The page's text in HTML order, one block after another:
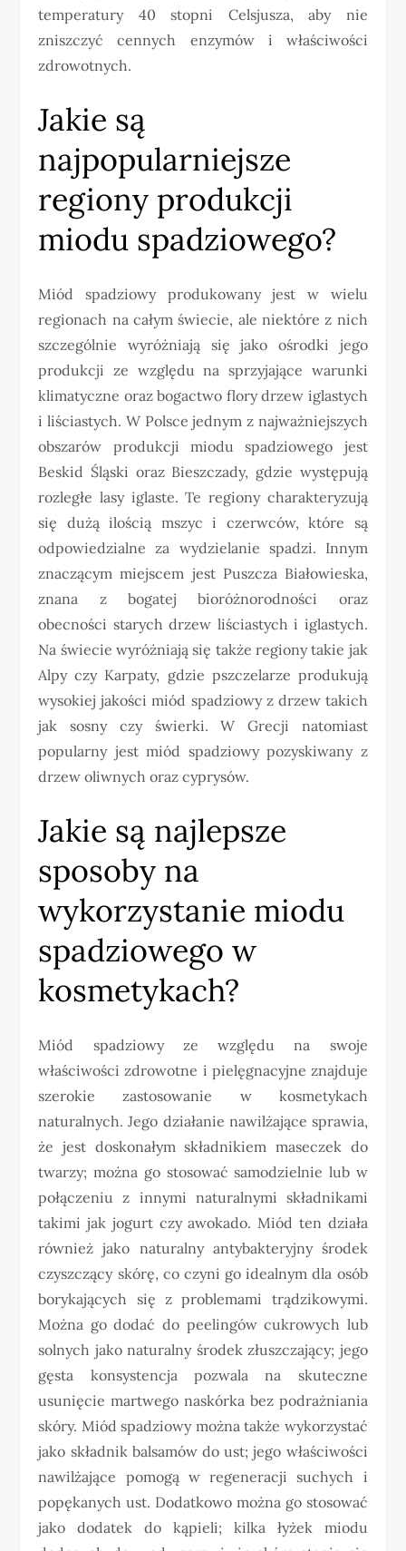
temperatury 40 stopni Celsjusza, aby nie
zniszczyć cennych enzymów i właściwości
zdrowotnych.
Jakie są
najpopularniejsze
regiony produkcji
miodu spadziowego?
Miód spadziowy produkowany jest w wielu
regionach na całym świecie, ale niektóre z nich
szczególnie wyróżniają się jako ośrodki jego
produkcji ze względu na sprzyjające warunki
klimatyczne oraz bogactwo flory drzew iglastych
i liściastych. W Polsce jednym z najważniejszych
obszarów produkcji miodu spadziowego jest
Beskid Śląski oraz Bieszczady, gdzie występują
rozległe lasy iglaste. Te regiony charakteryzują
się dużą ilością mszyc i czerwców, które są
odpowiedzialne za wydzielanie spadzi. Innym
znaczącym miejscem jest Puszcza Białowieska,
znana z bogatej bioróżnorodności oraz
obecności starych drzew liściastych i iglastych.
Na świecie wyróżniają się także regiony takie jak
Alpy czy Karpaty, gdzie pszczelarze produkują
wysokiej jakości miód spadziowy z drzew takich
jak sosny czy świerki. W Grecji natomiast
popularny jest miód spadziowy pozyskiwany z
drzew oliwnych oraz cyprysów.
Jakie są najlepsze
sposoby na
wykorzystanie miodu
spadziowego w
kosmetykach?
Miód spadziowy ze względu na swoje
właściwości zdrowotne i pielęgnacyjne znajduje
szerokie zastosowanie w kosmetykach
naturalnych. Jego działanie nawilżające sprawia,
że jest doskonałym składnikiem maseczek do
twarzy; można go stosować samodzielnie lub w
połączeniu z innymi naturalnymi składnikami
takimi jak jogurt czy awokado. Miód ten działa
również jako naturalny antybakteryjny środek
czyszczący skórę, co czyni go idealnym dla osób
borykających się z problemami trądzikowymi.
Można go dodać do peelingów cukrowych lub
solnych jako naturalny środek złuszczający; jego
gęsta konsystencja pozwala na skuteczne
usunięcie martwego naskórka bez podrażniania
skóry. Miód spadziowy można także wykorzystać
jako składnik balsamów do ust; jego właściwości
nawilżające pomogą w regeneracji suchych i
popękanych ust. Dodatkowo można go stosować
jako dodatek do kąpieli; kilka łyżek miodu